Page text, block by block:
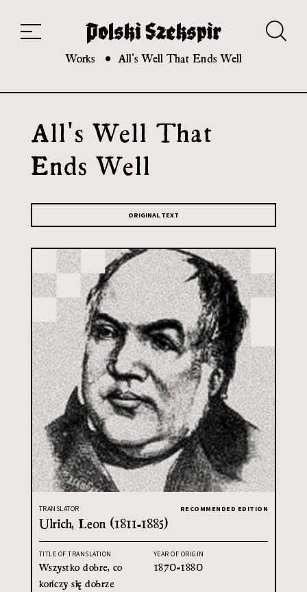
20th and 21st century module
Works All's Well That Ends Well
All's Well That
Ends Well
ORIGINAL TEXT
TRANSLATOR RECOMMENDED EDITION
Ulrich, Leon (1811-1885)
TITLE OF TRANSLATION
Wszystko dobre, co
kończy się dobrze
YEAR OF ORIGIN
1870-1880